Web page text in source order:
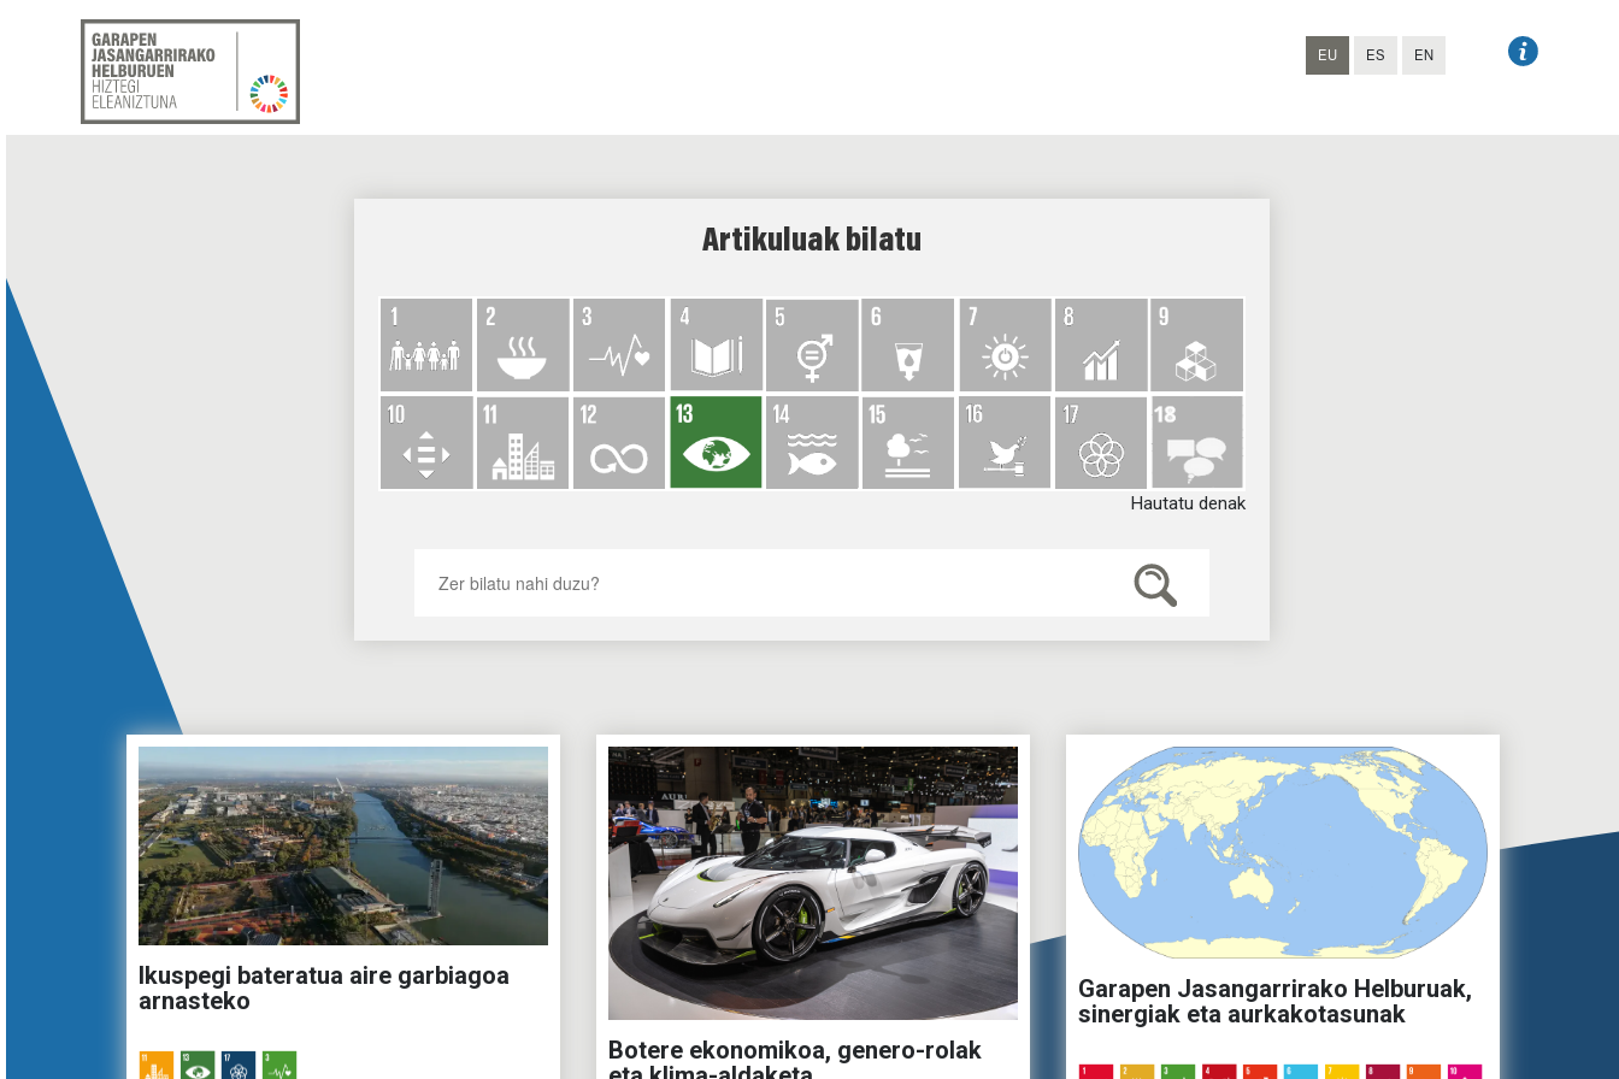
EU ES EN
Artikuluak bilatu
Hautatu denak
Ikuspegi bateratua aire garbiagoa
arnasteko
Botere ekonomikoa, genero-rolak
Garapen Jasangarrirako Helburuak,
sinergiak eta aurkakotasunak